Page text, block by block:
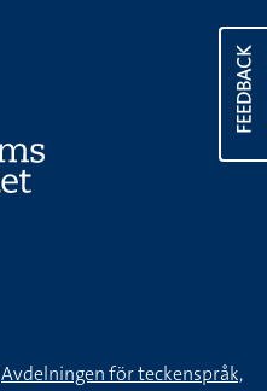
FEEDBACK
Avdelningen för teckenspråk,